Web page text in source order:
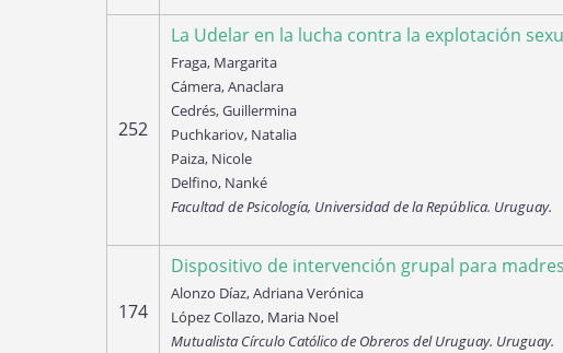
252
La Udelar en la lucha contra la explotación
Fraga, Margarita
Cámera, Anaclara
Cedrés, Guillermina
Puchkariov, Natalia
Paiza, Nicole
Delfino, Nanké
Facultad de Psicología, Universidad de la República. Uruguay.
174
Dispositivo de intervención grupal para
Alonzo Díaz, Adriana Verónica
López Collazo, Maria Noel
Mutualista Círculo Católico de Obreros del Uruguay. Uruguay.